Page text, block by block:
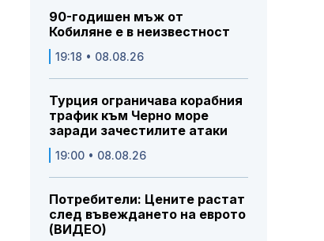
90-годишен мъж от
Кобиляне е в неизвестност
19:18 • 08.08.26
Турция ограничава корабния
трафик към Черно море
заради зачестилите атаки
19:00 • 08.08.26
Потребители: Цените растат
след въвеждането на еврото
(ВИДЕО)